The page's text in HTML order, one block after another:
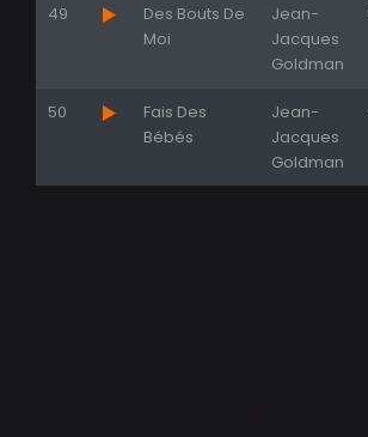
49
Des Bouts De
Moi
Jean-
Jacques
Goldman
50
Fais Des
Bébés
Jean-
Jacques
Goldman